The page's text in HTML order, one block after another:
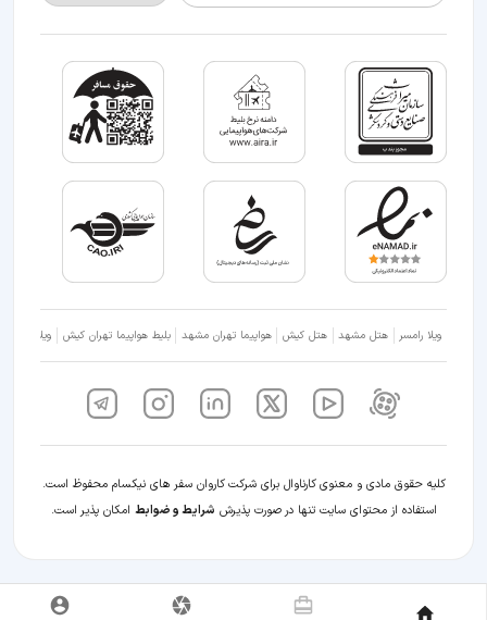
ویلا رامسر هتل مشهد هتل کیش هواپیما تهران مشهد بلیط هواپیما تهران کیش ویلا شمال
کلیه حقوق مادی و معنوی کارناوال برای شرکت کاروان سفر های نیکسام محفوظ است.
استفاده از محتوای سایت تنها در صورت پذیرش شرایط و ضوابط امکان پذیر است.